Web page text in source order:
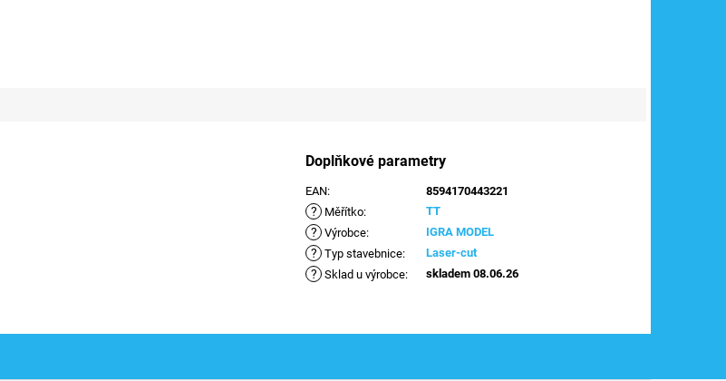
Doplňkové parametry
EAN: 8594170443221
? Měřítko: TT
? Výrobce: IGRA MODEL
? Typ stavebnice: Laser-cut
? Sklad u výrobce: skladem 08.06.26